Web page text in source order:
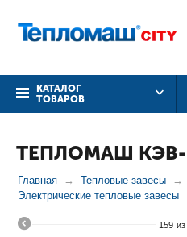
КАТАЛОГ
ТОВАРОВ
ТЕПЛОМАШ КЭВ-
Главная
Тепловые завесы
Электрические тепловые завесы
159 из